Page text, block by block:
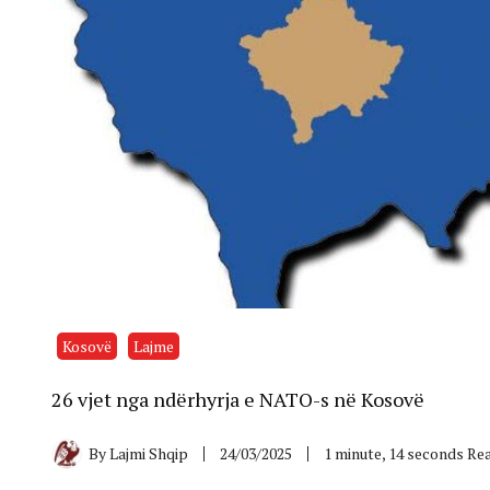
Kosovë Lajme
​26 vjet nga ndërhyrja e NATO-s në Kosovë
ByLajmi Shqip 24/03/2025 1 minute, 14 seconds